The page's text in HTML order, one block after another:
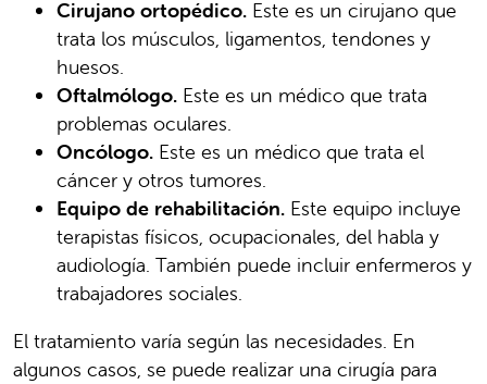
Cirujano ortopédico. Este es un cirujano que
trata los músculos, ligamentos, tendones y
huesos.
Oftalmólogo. Este es un médico que trata
problemas oculares.
Oncólogo. Este es un médico que trata el
cáncer y otros tumores.
Equipo de rehabilitación. Este equipo incluye
terapistas físicos, ocupacionales, del habla y
audiología. También puede incluir enfermeros y
trabajadores sociales.
El tratamiento varía según las necesidades. En
algunos casos, se puede realizar una cirugía para